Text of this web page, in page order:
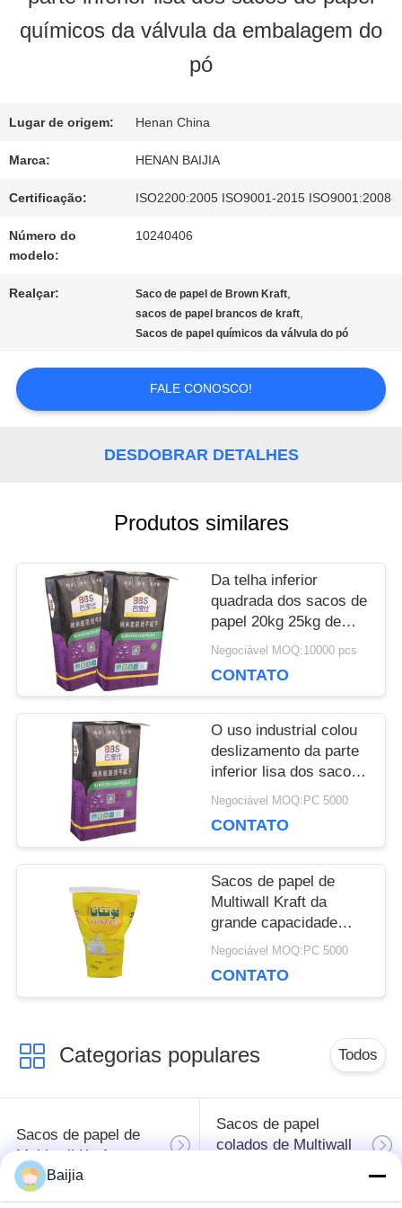
NÓS
DA
FÁBRICA
CONTROLE
QUALIDADE
CONTACTE-
CASOS
MAPA
SITE
PRIVACY
POLICY
químicos da válvula da embalagem do
pó
Lugar de origem: Henan China
Marca: HENAN BAIJIA
Certificação: ISO2200:2005 ISO9001-2015 ISO9001:2008
Número do
modelo:
10240406
Realçar: Saco de papel de Brown Kraft,
sacos de papel brancos de kraft,
Sacos de papel químicos da válvula do pó
FALE CONOSCO!
DESDOBRAR DETALHES
Produtos similares
Da telha inferior
quadrada dos sacos de
papel 20kg 25kg de
Multiwall Kraft de 2/3
adesiva
Negociável MOQ:10000 pcs
CONTATO
O uso industrial colou
deslizamento da parte
inferior lisa dos sacos
da válvula o anti ou o
superfície da planície
Negociável MOQ:PC 5000
CONTATO
Sacos de papel de
Multiwall Kraft da
grande capacidade
impermeáveis para o
empacotamento
Negociável MOQ:PC 5000
CONTATO
Categorias populares Todos
Sacos de papel de
Multiwall Kraft
Sacos de papel
colados de Multiwall
Baijia